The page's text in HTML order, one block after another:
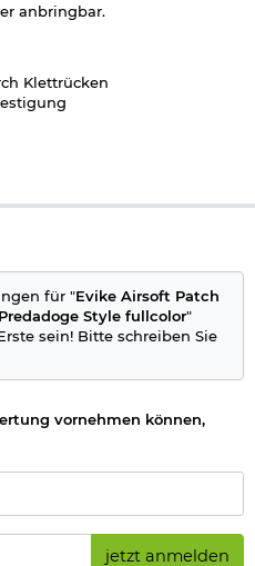
anbringbar.
Klettrücken
für "Evike Airsoft Patch
Style fullcolor"
sein! Bitte schreiben Sie
vornehmen können,
jetzt anmelden